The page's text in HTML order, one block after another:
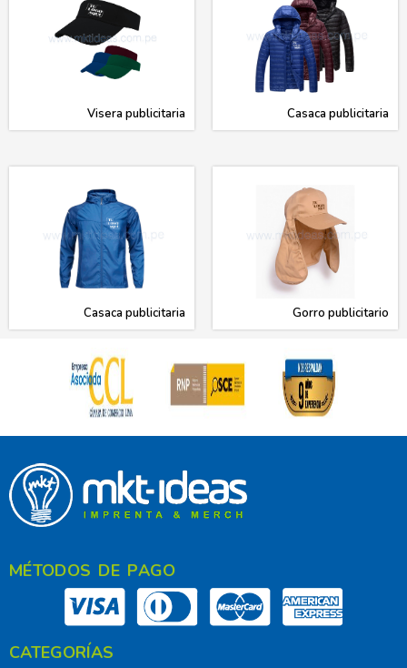
Visera publicitaria Casaca publicitaria
Casaca publicitaria Gorro publicitario
MÉTODOS DE PAGO
CATEGORÍAS